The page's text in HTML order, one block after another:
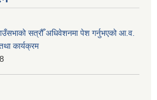
सत्रौँ अधिवेशनमा पेश गर्नुभएको आ.व.
कार्यक्रम